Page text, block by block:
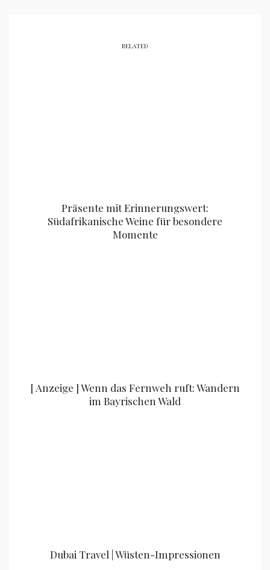
RELATED
Präsente mit Erinnerungswert:
Südafrikanische Weine für besondere
Momente
[ Anzeige ] Wenn das Fernweh ruft: Wandern
im Bayrischen Wald
Dubai Travel | Wüsten-Impressionen